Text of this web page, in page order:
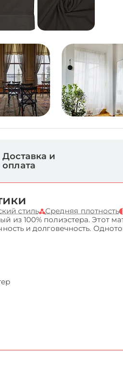
Доставка и
оплата
стиль Средняя плотность
из 100% полиэстера. Этот
и долговечность.